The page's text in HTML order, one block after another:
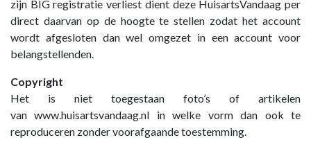
zijn BIG registratie verliest dient deze HuisartsVandaag per
direct daarvan op de hoogte te stellen zodat het account
wordt afgesloten dan wel omgezet in een account voor
belangstellenden.
Copyright
Het is niet toegestaan foto’s of artikelen
van www.huisartsvandaag.nl in welke vorm dan ook te
reproduceren zonder voorafgaande toestemming.